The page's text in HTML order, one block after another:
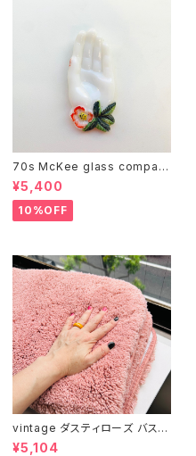
70s McKee glass compan
y ハンドペイントハンド小皿
（赤）
¥5,400
10%OFF
vintage ダスティローズ バスマ
ット
¥5,104